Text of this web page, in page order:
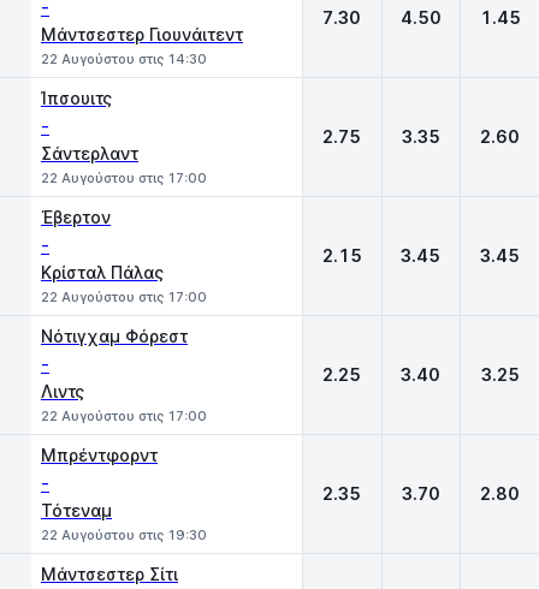
-
Μάντσεστερ Γιουνάιτεντ
22 Αυγούστου στις 14:30
7.30 4.50 1.45
Ίπσουιτς
-
Σάντερλαντ
22 Αυγούστου στις 17:00
2.75 3.35 2.60
Έβερτον
-
Κρίσταλ Πάλας
22 Αυγούστου στις 17:00
2.15 3.45 3.45
Νότιγχαμ Φόρεστ
-
Λιντς
22 Αυγούστου στις 17:00
2.25 3.40 3.25
Μπρέντφορντ
-
Τότεναμ
22 Αυγούστου στις 19:30
2.35 3.70 2.80
Μάντσεστερ Σίτι